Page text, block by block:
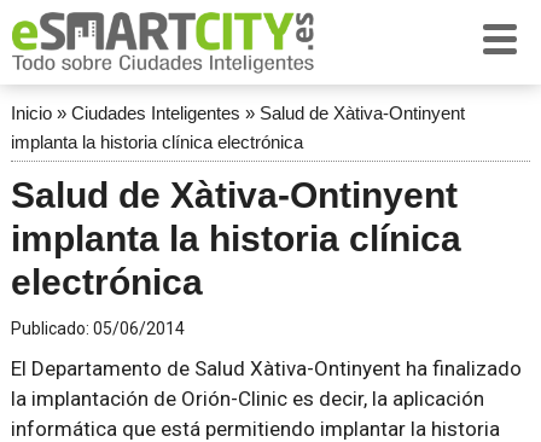
Inicio» Ciudades Inteligentes » Salud de Xàtiva-Ontinyent
implanta la historia clínica electrónica
Salud de Xàtiva-Ontinyent
implanta la historia clínica
electrónica
Publicado: 05/06/2014
El Departamento de Salud Xàtiva-Ontinyent ha finalizado
la implantación de Orión-Clinic es decir, la aplicación
informática que está permitiendo implantar la historia